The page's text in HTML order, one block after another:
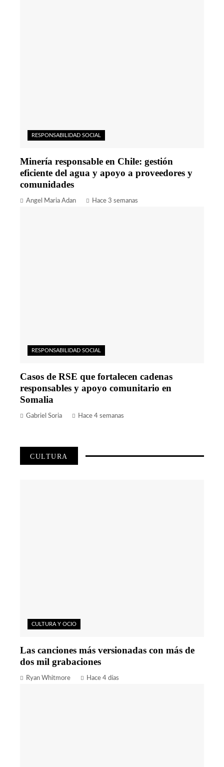
RESPONSABILIDAD SOCIAL
Minería responsable en Chile: gestión
eficiente del agua y apoyo a proveedores y
comunidades
Angel Maria Adan Hace 3 semanas
RESPONSABILIDAD SOCIAL
Casos de RSE que fortalecen cadenas
responsables y apoyo comunitario en
Somalia
Gabriel Soria Hace 4 semanas
CULTURA
CULTURA Y OCIO
Las canciones más versionadas con más de
dos mil grabaciones
Ryan Whitmore Hace 4 días